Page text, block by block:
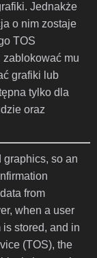
Jednakże
o nim zostaje
TOS
mu
grafiki lub
tylko dla
oraz
graphics, so an
from
when a user
stored, and in
(TOS), the